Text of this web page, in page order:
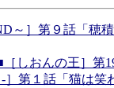
～］第９話「穂積
［しおんの王］第
第１話「猫は笑